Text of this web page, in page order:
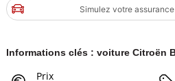
Simulez votre
Informations clés : voiture Citroën
Prix